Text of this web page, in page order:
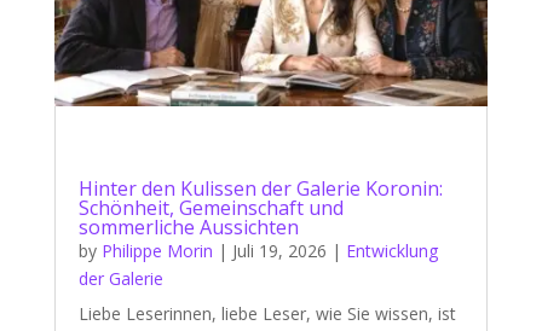
Hinter den Kulissen der Galerie Koronin:
Schönheit, Gemeinschaft und
sommerliche Aussichten
by Philippe Morin | Juli 19, 2026 | Entwicklung
der Galerie
Liebe Leserinnen, liebe Leser, wie Sie wissen, ist